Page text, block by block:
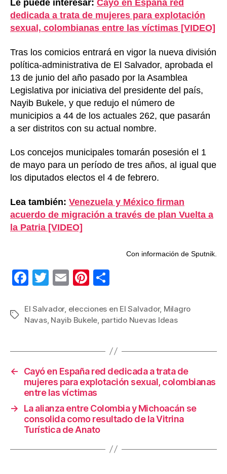
Le puede interesar: Cayó en España red
dedicada a trata de mujeres para explotación
sexual, colombianas entre las víctimas [VIDEO]
Tras los comicios entrará en vigor la nueva división
política-administrativa de El Salvador, aprobada el
13 de junio del año pasado por la Asamblea
Legislativa por iniciativa del presidente del país,
Nayib Bukele, y que redujo el número de
municipios a 44 de los actuales 262, que pasarán
a ser distritos con su actual nombre.
Los concejos municipales tomarán posesión el 1
de mayo para un período de tres años, al igual que
los diputados electos el 4 de febrero.
Lea también: Venezuela y México firman
acuerdo de migración a través de plan Vuelta a
la Patria [VIDEO]
Con información de Sputnik.
F
c
e
o
k
T
tt
er
E
ail
Pi
er
e
m
p
ar
tir
Etiquetas
El Salvador, elecciones en El Salvador, Milagro
Navas, Nayib Bukele partido Nuevas Ideas
←
Cayó en España red dedicada a trata de
mujeres para explotación sexual, colombianas
entre las víctimas
→
La alianza entre Colombia y Michoacán se
consolida como resultado de la Vitrina
Turística de Anato